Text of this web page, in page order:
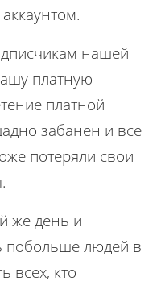
нашей
платную
платной
забанен и все
потеряли свои
же день и
побольше людей в
всех, кто